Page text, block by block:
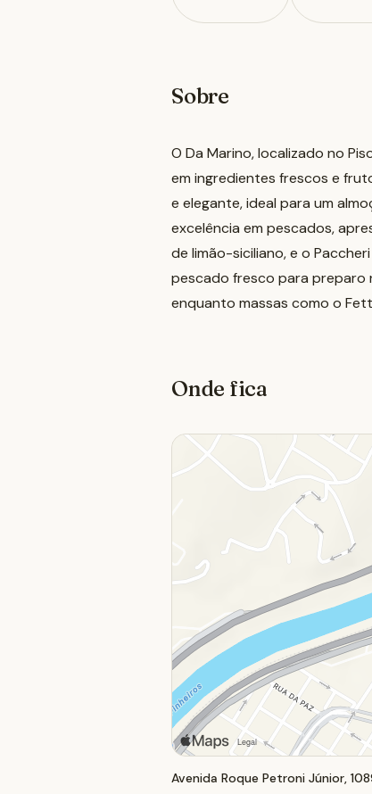
Sobre
O Da Marino, localizado no
em ingredientes frescos e
e elegante, ideal para um
excelência em pescados,
de limão-siciliano, e o
pescado fresco para preparo
enquanto massas como o
Onde fica
Avenida Roque Petroni Júnior,